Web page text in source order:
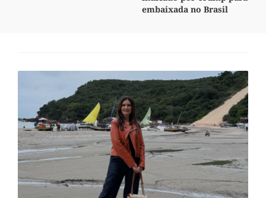
embaixada no Brasil